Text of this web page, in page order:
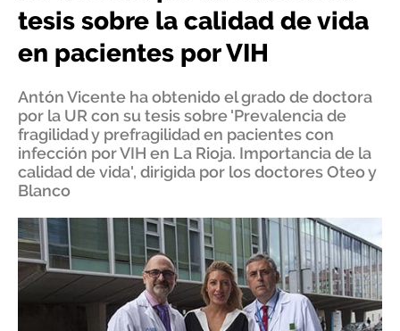
tesis sobre la calidad de vida
en pacientes por VIH
Antón Vicente ha obtenido el grado de doctora
por la UR con su tesis sobre 'Prevalencia de
fragilidad y prefragilidad en pacientes con
infección por VIH en La Rioja. Importancia de la
calidad de vida', dirigida por los doctores Oteo y
Blanco